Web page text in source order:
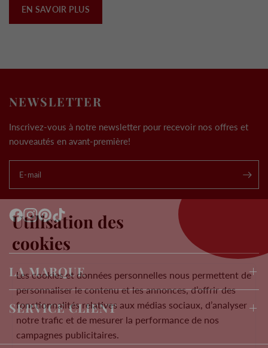
EN SAVOIR PLUS
NEWSLETTER
Inscrivez-vous à notre newsletter pour recevoir nos offres et
nouveautés en avant-première!
E-mail
LA MARQUE
SERVICE CLIENT
Utilisation des
cookies
Les cookies et données personnelles nous permettent de
personnaliser le contenu et les annonces, d’offrir des
fonctionnalités relatives aux médias sociaux, d’analyser
notre trafic et de mesurer la performance de nos
campagnes publicitaires.